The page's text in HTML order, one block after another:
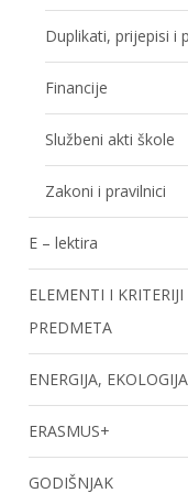
Duplikati, prijepisi i
Financije
Službeni akti škole
Zakoni i pravilnici
E – lektira
ELEMENTI I
PREDMETA
ENERGIJA,
ERASMUS+
GODIŠNJAK